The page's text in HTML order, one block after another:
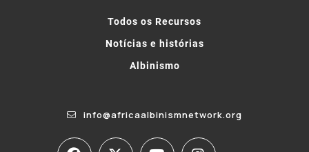
Todos os Recursos
Notícias e histórias
Albinismo
info@africaalbinismnetwork.org